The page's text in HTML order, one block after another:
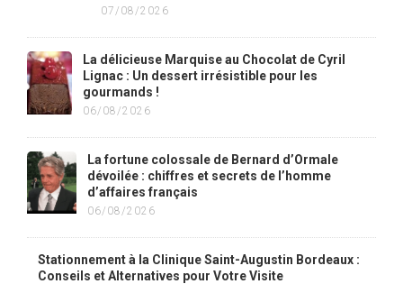
07/08/2026
La délicieuse Marquise au Chocolat de Cyril
Lignac : Un dessert irrésistible pour les
gourmands !
06/08/2026
La fortune colossale de Bernard d’Ormale
dévoilée : chiffres et secrets de l’homme
d’affaires français
06/08/2026
Stationnement à la Clinique Saint-Augustin Bordeaux :
Conseils et Alternatives pour Votre Visite